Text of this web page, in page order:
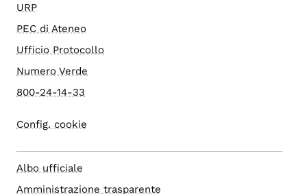
URP
PEC di Ateneo
Ufficio Protocollo
Numero Verde
800-24-14-33
Config. cookie
Albo ufficiale
Amministrazione trasparente